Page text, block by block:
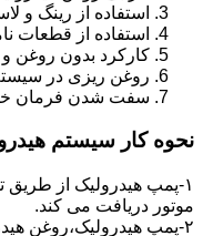
استفاده از رینگ و
استفاده از قطعات
کارکرد بدون روغن
روغن ریزی در
سفت شدن فرمان
نحوه کار سیستم
۱-پمپ هیدرولیک از طریق
موتور دریافت می کند.